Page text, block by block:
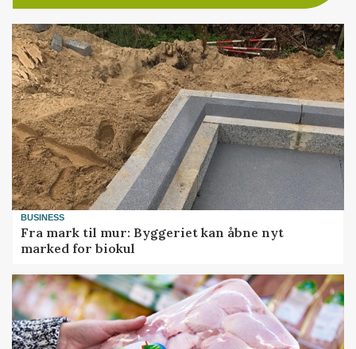
BUSINESS
Fra mark til mur: Byggeriet kan åbne nyt
marked for biokul